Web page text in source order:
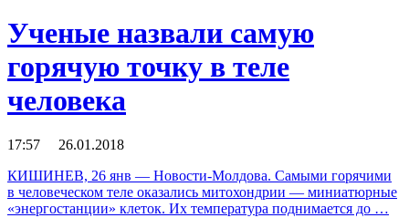
Ученые назвали самую
горячую точку в теле
человека
17:57 26.01.2018
КИШИНЕВ, 26 янв — Новости-Молдова. Самыми горячими
в человеческом теле оказались митохондрии — миниатюрные
«энергостанции» клеток. Их температура поднимается до …